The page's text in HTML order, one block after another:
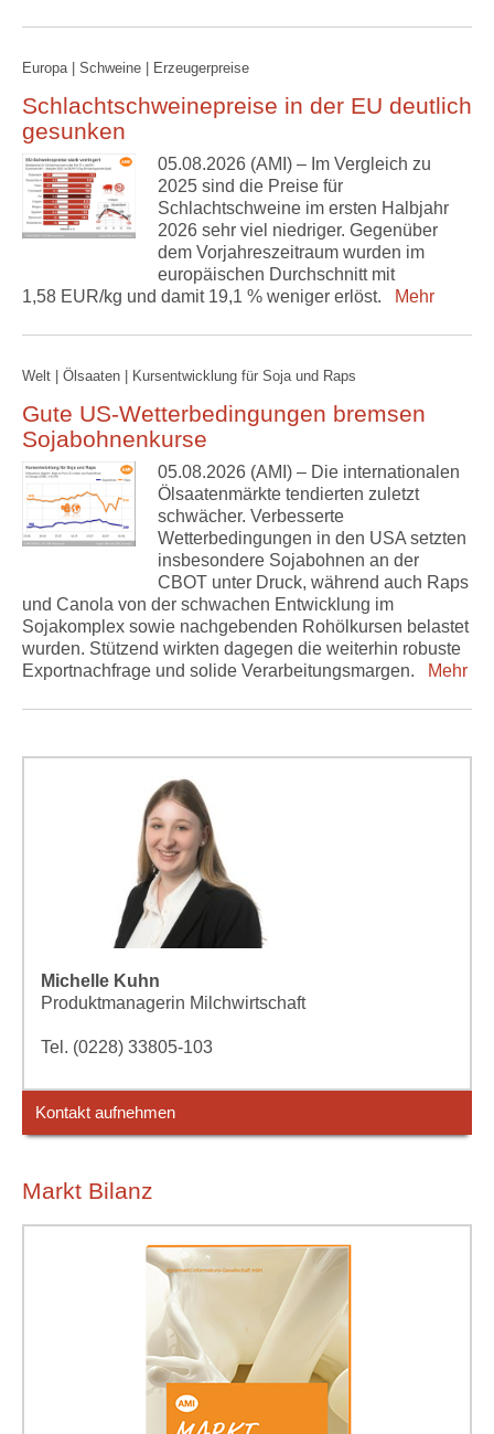
Europa | Schweine | Erzeugerpreise
Schlachtschweinepreise in der EU deutlich
gesunken
05.08.2026 (AMI) – Im Vergleich zu
2025 sind die Preise für
Schlachtschweine im ersten Halbjahr
2026 sehr viel niedriger. Gegenüber
dem Vorjahreszeitraum wurden im
europäischen Durchschnitt mit
1,58 EUR/kg und damit 19,1 % weniger erlöst.
Mehr
Welt | Ölsaaten | Kursentwicklung für Soja und Raps
Gute US-Wetterbedingungen bremsen
Sojabohnenkurse
05.08.2026 (AMI) – Die internationalen
Ölsaatenmärkte tendierten zuletzt
schwächer. Verbesserte
Wetterbedingungen in den USA setzten
insbesondere Sojabohnen an der
CBOT unter Druck, während auch Raps
und Canola von der schwachen Entwicklung im
Sojakomplex sowie nachgebenden Rohölkursen belastet
wurden. Stützend wirkten dagegen die weiterhin robuste
Exportnachfrage und solide Verarbeitungsmargen.
Mehr
Michelle Kuhn
Produktmanagerin Milchwirtschaft
Tel. (0228) 33805-103
Kontakt aufnehmen
Markt Bilanz